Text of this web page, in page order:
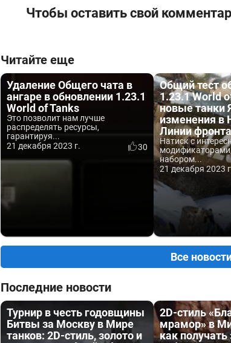
Чтобы оставить свой
Читайте еще
Удаление Общего чата в
ангаре в обновлении 1.23.1
World of Tanks
Это позволит нам лучше
распределять ресурсы,
гарантируя...
21 декабря 2023 г.
30
Общий тест
1.23.1 World
новые танки
изменения в
Линии фронта
Натиск с
набором...
21 декабря 2023
Все
Последние новости
Турнир в честь годовщины
Битвы за Москву в Мире
танков: 2D-стиль, золото и
2D-стиль
мрамор» в
как получать